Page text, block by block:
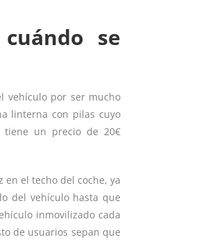
se
vehículo por ser mucho
linterna con pilas cuyo
tiene un precio de 20€
el techo del coche, ya
del vehículo hasta que
inmovilizado cada
de usuarios sepan que